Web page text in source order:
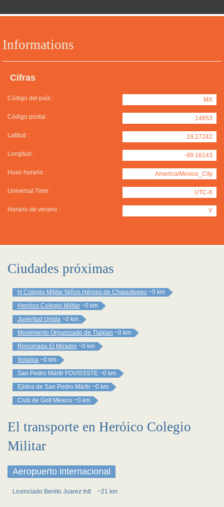
Informations
Cifras
Código del país : MX
Código postal : 14653
Latitud : 19.27242
Longitud : -99.16143
Huso horario : America/Mexico_City
Universal Time : UTC-6
Horario de verano : Y
Ciudades próximas
H Colegio Militar Niños Héroes de Chapultepec ~0 km
Heróico Colegio Militar ~0 km
Juventud Unida ~0 km
Movimiento Organizado de Tlalpan ~0 km
Rinconada El Mirador ~0 km
Xolalpa ~0 km
San Pedro Mártir FOVISSSTE ~0 km
Ejidos de San Pedro Mártir ~0 km
Club de Golf México ~0 km
El transporte en Heróico Colegio
Militar
Aeropuerto internacional
Licenciado Benito Juarez Intl ~21 km